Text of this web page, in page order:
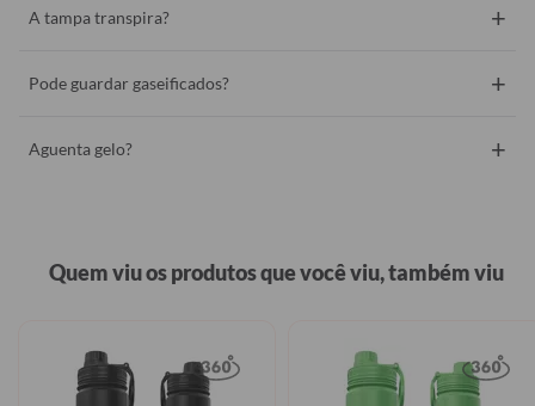
A tampa transpira? +
Pode guardar gaseificados? +
Aguenta gelo? +
Quem viu os produtos que você viu, também viu